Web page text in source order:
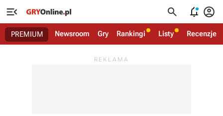
   
PREMIUM Newsroom Gry Rankingi Listy Recenzje